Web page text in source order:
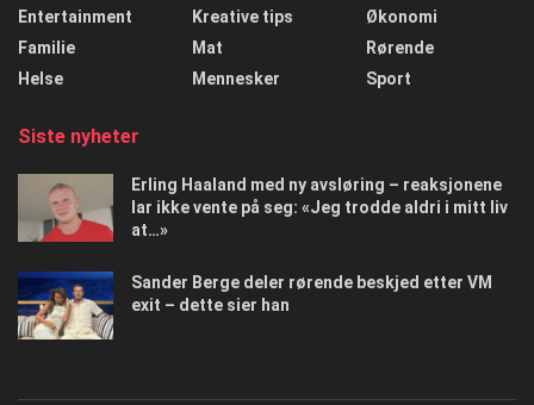
Entertainment
Familie
Helse
Kreative tips
Mat
Mennesker
Økonomi
Rørende
Sport
Siste nyheter
Erling Haaland med ny avsløring – reaksjonene
lar ikke vente på seg: «Jeg trodde aldri i mitt liv
at…»
Sander Berge deler rørende beskjed etter VM
exit – dette sier han